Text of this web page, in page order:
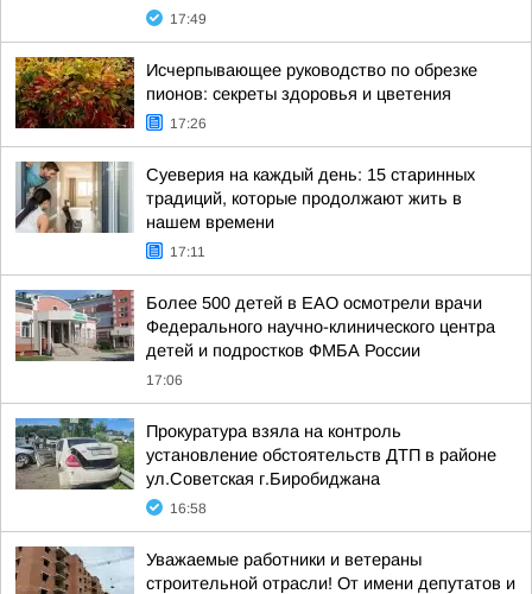
17:49
Исчерпывающее руководство по обрезке
пионов: секреты здоровья и цветения
17:26
Суеверия на каждый день: 15 старинных
традиций, которые продолжают жить в
нашем времени
17:11
Более 500 детей в ЕАО осмотрели врачи
Федерального научно-клинического центра
детей и подростков ФМБА России
17:06
Прокуратура взяла на контроль
установление обстоятельств ДТП в районе
ул.Советская г.Биробиджана
16:58
Уважаемые работники и ветераны
строительной отрасли! От имени депутатов и